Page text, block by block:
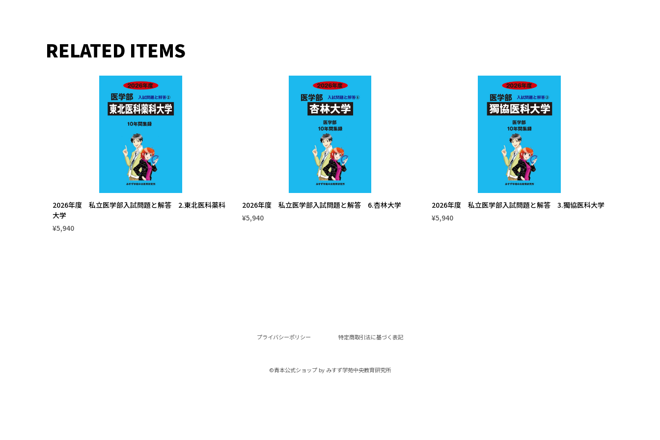
RELATED ITEMS
2026年度 私立医学部入試問題と解答 2.東北医科薬科
大学
¥5,940
2026年度 私立医学部入試問題と解答 6.杏林大学
¥5,940
2026年度 私立医学部入試問題と解答 3.獨協医科大学
¥5,940
プライバシーポリシー 特定商取引法に基づく表記
©︎青本公式ショップ by みすず学苑中央教育研究所